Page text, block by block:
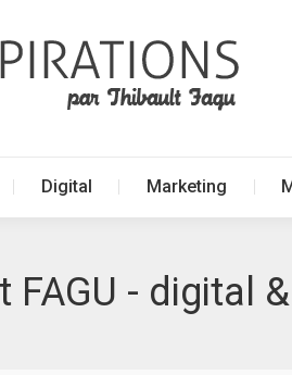
Digital Marketing
FAGU - digital